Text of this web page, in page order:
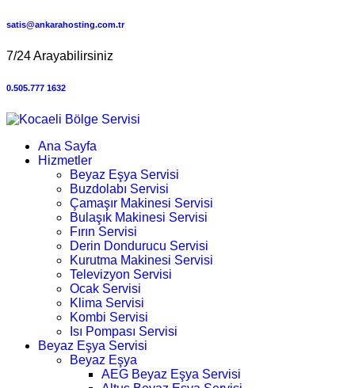
satis@ankarahosting.com.tr
7/24 Arayabilirsiniz
0.505.777 1632
Ana Sayfa
Hizmetler
Beyaz Eşya Servisi
Buzdolabı Servisi
Çamaşır Makinesi Servisi
Bulaşık Makinesi Servisi
Fırın Servisi
Derin Dondurucu Servisi
Kurutma Makinesi Servisi
Televizyon Servisi
Ocak Servisi
Klima Servisi
Kombi Servisi
Isı Pompası Servisi
Beyaz Eşya Servisi
Beyaz Eşya
AEG Beyaz Eşya Servisi